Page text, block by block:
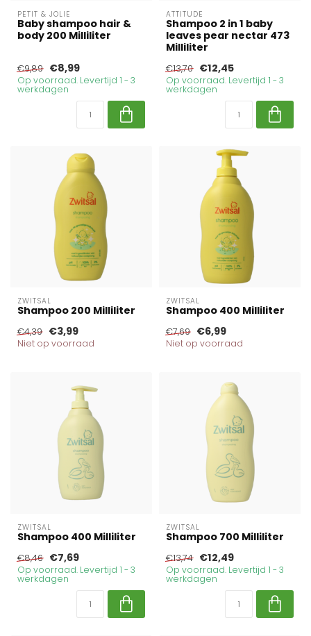
PETIT & JOLIE
Baby shampoo hair &
body 200 Milliliter
€9,89 €8,99
Op voorraad. Levertijd 1 - 3
werkdagen
ATTITUDE
Shampoo 2 in 1 baby
leaves pear nectar 473
Milliliter
€13,70 €12,45
Op voorraad. Levertijd 1 - 3
werkdagen
ZWITSAL
Shampoo 200 Milliliter
€4,39 €3,99
Niet op voorraad
ZWITSAL
Shampoo 400 Milliliter
€7,69 €6,99
Niet op voorraad
ZWITSAL
Shampoo 400 Milliliter
€8,46 €7,69
Op voorraad. Levertijd 1 - 3
werkdagen
ZWITSAL
Shampoo 700 Milliliter
€13,74 €12,49
Op voorraad. Levertijd 1 - 3
werkdagen